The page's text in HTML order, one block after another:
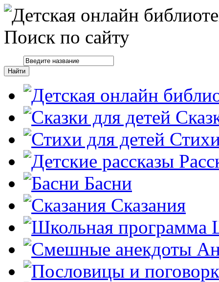
Поиск по сайту
Басни
Сказания